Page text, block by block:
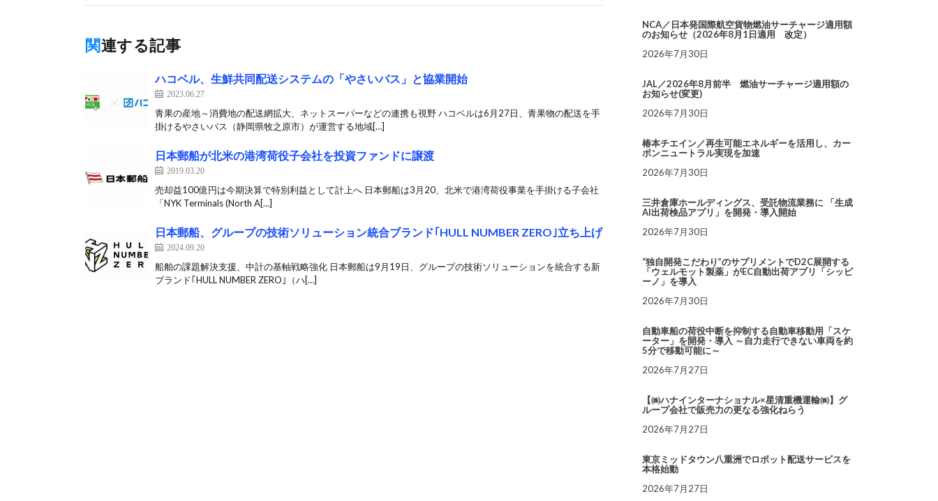
関連する記事
ハコベル、生鮮共同配送システムの「やさいバス」と協業開始
2023.06.27
青果の産地～消費地の配送網拡大、ネットスーパーなどの連携も視野 ハコベルは6月27日、青果物の配送を手
掛けるやさいバス（静岡県牧之原市）が運営する地域[…]
日本郵船が北米の港湾荷役子会社を投資ファンドに譲渡
2019.03.20
売却益100億円は今期決算で特別利益として計上へ 日本郵船は3月20、北米で港湾荷役事業を手掛ける子会社
「NYK Terminals (North A[…]
日本郵船、グループの技術ソリューション統合ブランド｢HULL NUMBER ZERO｣立ち上げ
2024.09.20
船舶の課題解決支援、中計の基軸戦略強化 日本郵船は9月19日、グループの技術ソリューションを統合する新
ブランド｢HULL NUMBER ZERO｣（ハ[…]
NCA／日本発国際航空貨物燃油サーチャージ適用額
のお知らせ（2026年8月1日適用 改定）
2026年7月30日
JAL／2026年8月前半 燃油サーチャージ適用額の
お知らせ(変更)
2026年7月30日
椿本チエイン／再生可能エネルギーを活用し、カー
ボンニュートラル実現を加速
2026年7月30日
三井倉庫ホールディングス、受託物流業務に 「生成
AI出荷検品アプリ」を開発・導入開始
2026年7月30日
“独自開発こだわり”のサプリメントでD2C展開する
「ウェルモット製薬」がEC自動出荷アプリ「シッピ
ーノ」を導入
2026年7月30日
自動車船の荷役中断を抑制する自動車移動用「スケ
ーター」を開発・導入 ～自力走行できない車両を約
5分で移動可能に～
2026年7月27日
【㈱ハナインターナショナル×星清重機運輸㈱】グ
ループ会社で販売力の更なる強化ねらう
2026年7月27日
東京ミッドタウン八重洲でロボット配送サービスを
本格始動
2026年7月27日